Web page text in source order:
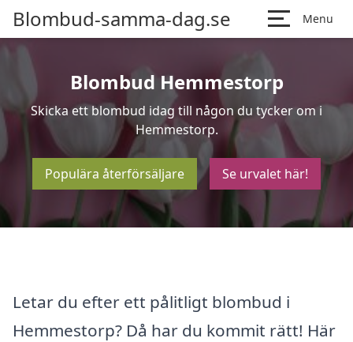
Blombud-samma-dag.se Menu
Blombud Hemmestorp
Skicka ett blombud idag till någon du tycker om i
Hemmestorp.
Populära återförsäljare Se urvalet här!
Letar du efter ett pålitligt blombud i
Hemmestorp? Då har du kommit rätt! Här